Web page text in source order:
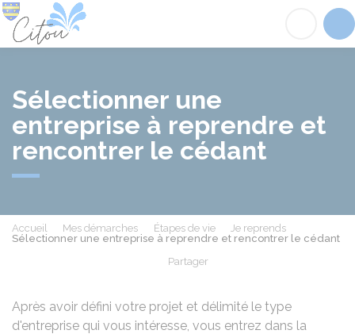
Sélectionner une
entreprise à reprendre et
rencontrer le cédant
Accueil Mes démarches Étapes de vie
Je reprends
Sélectionner une entreprise à reprendre et rencontrer le cédant
Partager
Après avoir défini votre projet et délimité le type
d'entreprise qui vous intéresse, vous entrez dans la